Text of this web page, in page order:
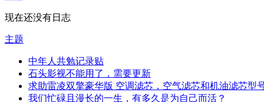
现在还没有日志
主题
中年人共勉记录贴
石头影视不能用了，需要更新
求助雷凌双擎豪华版 空调滤芯，空气滤芯和机油滤芯型
我们忙碌且漫长的一生，有多久是为自己而活？